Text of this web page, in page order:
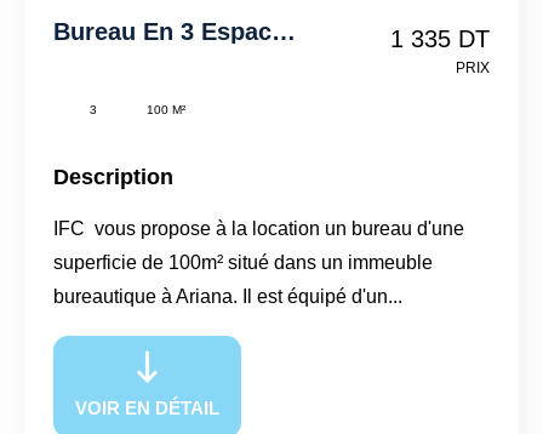
Bureau En 3 Espaces-100m²-Ariana-IFCA166 1 335 DT
PRIX
3 100 M²
Description
IFC vous propose à la location un bureau d'une
superficie de 100m² situé dans un immeuble
bureautique à Ariana. Il est équipé d'un...
VOIR EN DÉTAIL